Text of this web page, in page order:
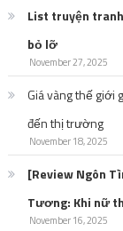
List truyện
bỏ lỡ
November 27, 2025
Giá vàng thế giới
đến thị trường
November 18, 2025
[Review Ngôn
Tương: Khi nữ
November 16, 2025